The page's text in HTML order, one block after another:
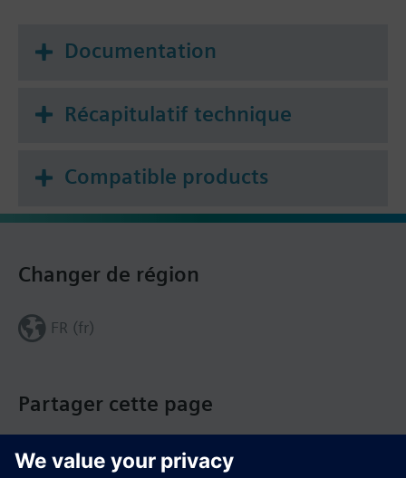
Documentation
Récapitulatif technique
Compatible products
Partager cette page
Changer de région
FR (fr)